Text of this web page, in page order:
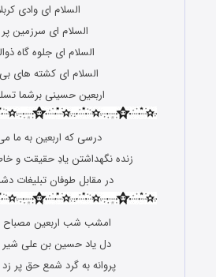
السلام ای وادی
السلام ای سرزمین پر
السلام ای جلوه گاه
السلام ای کشته های
اربعین حسینی برشما
درسی که اربعین به ما
زنده نگهداشتن یادِ حقیقت و
در مقابل طوفان تبلیغات
امشب شب اربعین
دل یاد حسین بن علی
پروانه به گرد شمع حق پر